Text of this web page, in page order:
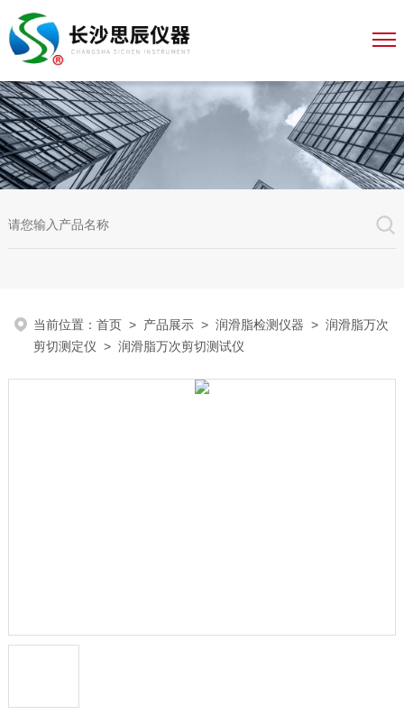
当前位置：首页 > 产品展示 >润滑脂检测仪器 >润滑脂万次
剪切测定仪 > 润滑脂万次剪切测试仪